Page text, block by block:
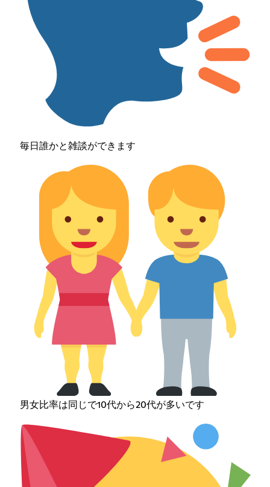
毎日誰かと雑談ができます
男女比率は同じで10代から20代が多いです